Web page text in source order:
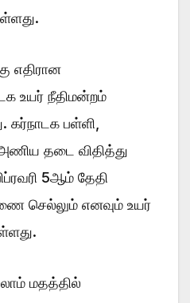
எதிரான
உயர் நீதிமன்றம்
கர்நாடக பள்ளி,
தடை விதித்து
5ஆம் தேதி
செல்லும் எனவும் உயர்
மதத்தில்